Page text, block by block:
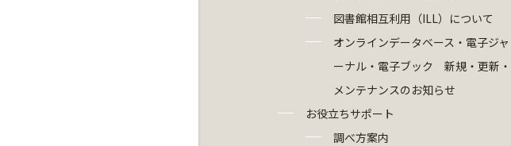
図書館相互利用（ILL）について
オンラインデータベース・電子ジャ
ーナル・電子ブック 新規・更新・
メンテナンスのお知らせ
お役立ちサポート
調べ方案内